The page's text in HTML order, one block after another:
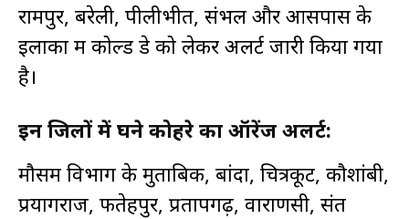
रामपुर, बरेली, पीलीभीत, संभल और आसपास के
इलाकों में कोल्ड डे को लेकर अलर्ट जारी किया गया
है।
इन जिलों में घने कोहरे का ऑरेंज अलर्ट:
मौसम विभाग के मुताबिक, बांदा, चित्रकूट, कौशांबी,
प्रयागराज, फतेहपुर, प्रतापगढ़, वाराणसी, संत